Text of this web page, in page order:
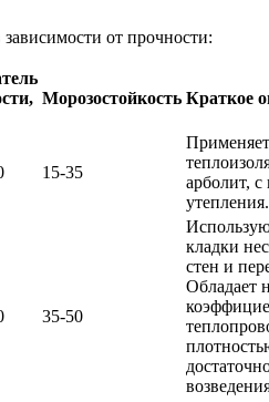
от прочности:
Морозостойкость Краткое
15-35
арболит,
утепления.
35-50
кладки
стен и
Обладает